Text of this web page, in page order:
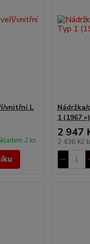
vnitřní L
2 ks
1 (1967 »)
2 947
2 436 Kč